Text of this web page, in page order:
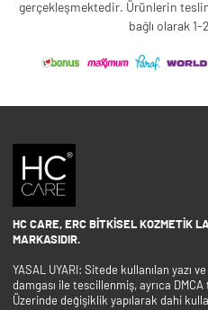
gerçekleşmektedir. Ürünlerin
bağlı olarak
HC CARE, ERC BITKISEL KOZMETIK
MARKASIDIR.
YASAL UYARI: Sitede kullanılan yazı
damgası ile tescillenmiş, ayrıca
Üzerinde değişiklik yapılarak dahi